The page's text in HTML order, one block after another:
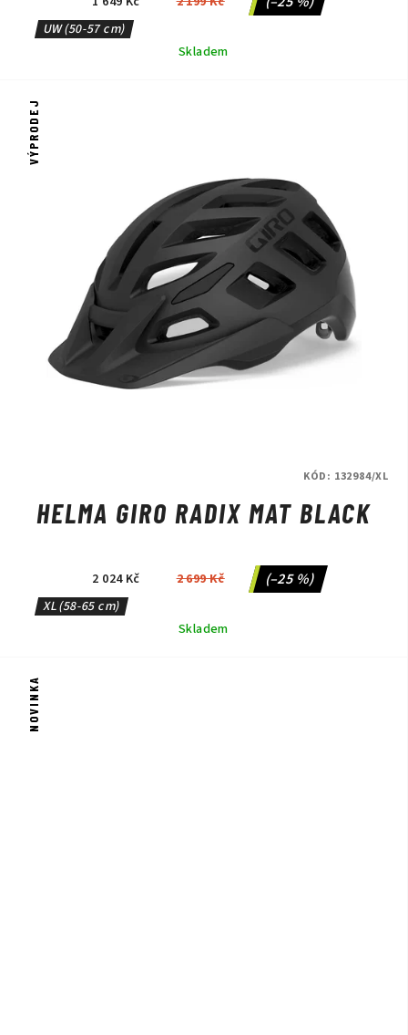
UW (50-57 cm)
Skladem
VÝPRODEJ
HELMA GIRO RADIX MAT BLACK
2 024 Kč 2 699 Kč (–25 %)
XL (58-65 cm)
Skladem
KÓD: 132984/XL
NOVINKA